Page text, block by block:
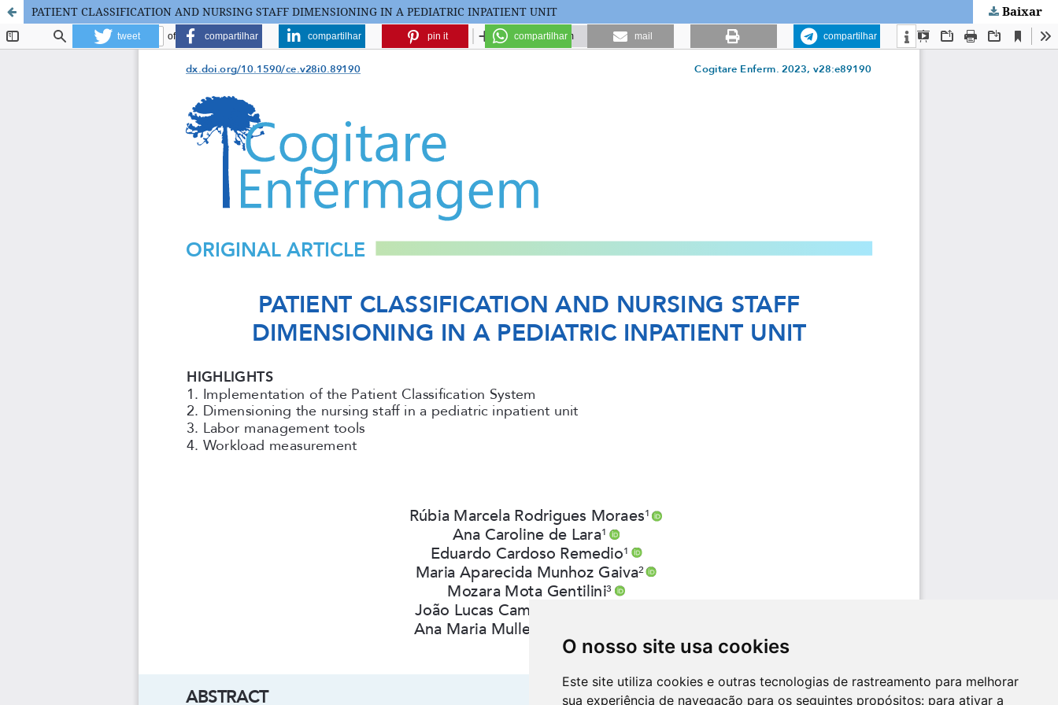
O nosso site usa cookies
Este site utiliza cookies e outras tecnologias de rastreamento para melhorar
sua experiência de navegação para os seguintes propósitos: para ativar a
PATIENT CLASSIFICATION AND NURSING STAFF DIMENSIONING IN A PEDIATRIC INPATIENT UNIT Baixar
tweet compartilhar compartilhar pin it compartilhar mail compartilhar